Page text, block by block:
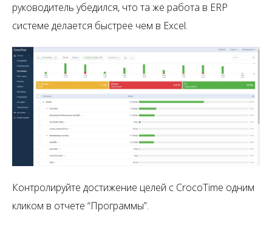
руководитель убедился, что та же работа в ERP
системе делается быстрее чем в Excel.
Контролируйте достижение целей с CrocoTime одним
кликом в отчете “Программы”.